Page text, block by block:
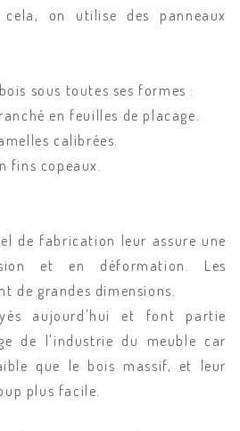
on utilise des panneaux
sous toutes ses formes :
en feuilles de placage.
calibrées.
fins copeaux.
de fabrication leur assure une
et en déformation. Les
de grandes dimensions.
aujourd'hui et font partie
de l'industrie du meuble car
que le bois massif, et leur
plus facile.